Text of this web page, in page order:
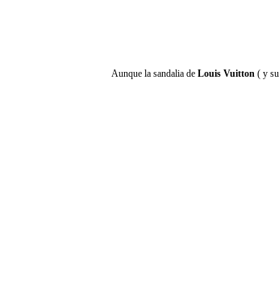
Aunque la sandalia de Louis Vuitton ( y